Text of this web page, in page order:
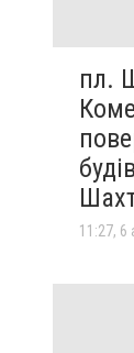
пл.
11:27, 6